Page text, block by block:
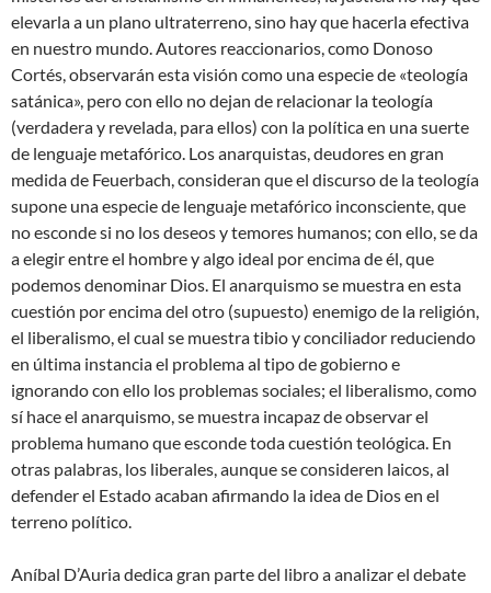
elevarla a un plano ultraterreno, sino hay que hacerla efectiva
en nuestro mundo. Autores reaccionarios, como Donoso
Cortés, observarán esta visión como una especie de «teología
satánica», pero con ello no dejan de relacionar la teología
(verdadera y revelada, para ellos) con la política en una suerte
de lenguaje metafórico. Los anarquistas, deudores en gran
medida de Feuerbach, consideran que el discurso de la teología
supone una especie de lenguaje metafórico inconsciente, que
no esconde si no los deseos y temores humanos; con ello, se da
a elegir entre el hombre y algo ideal por encima de él, que
podemos denominar Dios. El anarquismo se muestra en esta
cuestión por encima del otro (supuesto) enemigo de la religión,
el liberalismo, el cual se muestra tibio y conciliador reduciendo
en última instancia el problema al tipo de gobierno e
ignorando con ello los problemas sociales; el liberalismo, como
sí hace el anarquismo, se muestra incapaz de observar el
problema humano que esconde toda cuestión teológica. En
otras palabras, los liberales, aunque se consideren laicos, al
defender el Estado acaban afirmando la idea de Dios en el
terreno político.
Aníbal D’Auria dedica gran parte del libro a analizar el debate